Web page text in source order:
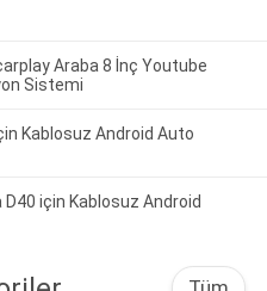
Araba 8 İnç Youtube
Sistemi
Kablosuz Android Auto
için Kablosuz Android